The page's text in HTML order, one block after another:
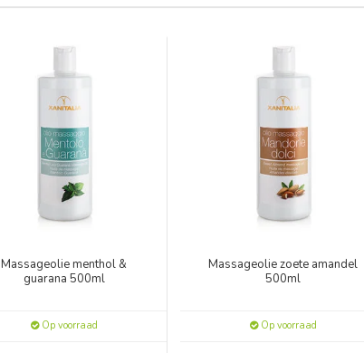
Massageolie menthol &
guarana 500ml
Op voorraad
Massageolie zoete amandel
500ml
Op voorraad